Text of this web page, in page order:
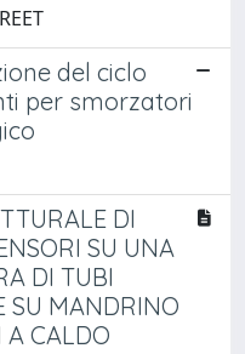
del ciclo
per smorzatori
DI
SU UNA
DI TUBI
SU MANDRINO
A CALDO